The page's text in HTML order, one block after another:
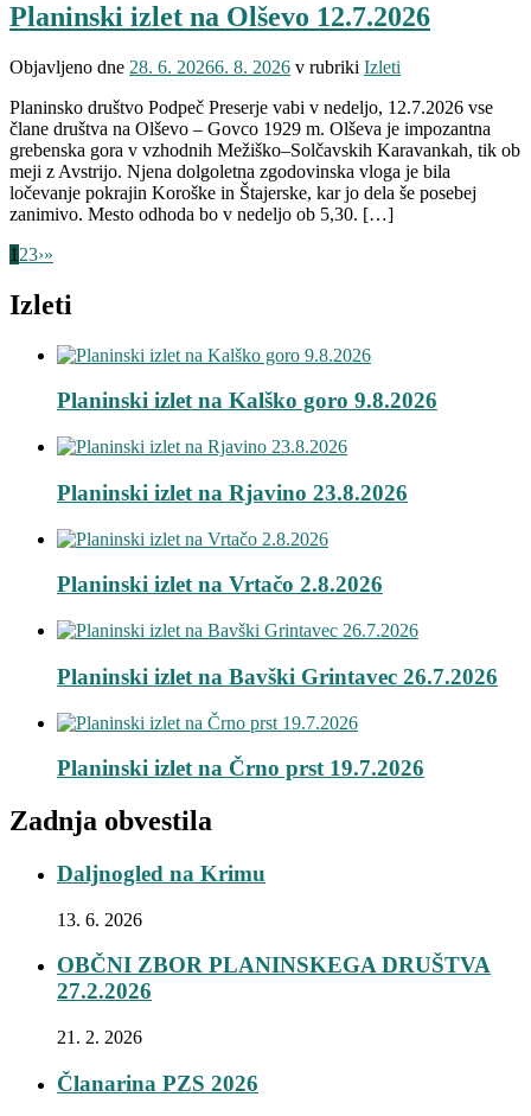
Planinski izlet na Olševo 12.7.2026
Objavljeno dne 28. 6. 20266. 8. 2026 v rubriki Izleti
Planinsko društvo Podpeč Preserje vabi v nedeljo, 12.7.2026 vse
člane društva na Olševo – Govco 1929 m. Olševa je impozantna
grebenska gora v vzhodnih Mežiško–Solčavskih Karavankah, tik ob
meji z Avstrijo. Njena dolgoletna zgodovinska vloga je bila
ločevanje pokrajin Koroške in Štajerske, kar jo dela še posebej
zanimivo. Mesto odhoda bo v nedeljo ob 5,30. […]
1 23›»
Izleti
Planinski izlet na Kalško goro 9.8.2026
Planinski izlet na Rjavino 23.8.2026
Planinski izlet na Vrtačo 2.8.2026
Planinski izlet na Bavški Grintavec 26.7.2026
Planinski izlet na Črno prst 19.7.2026
Zadnja obvestila
Daljnogled na Krimu
13. 6. 2026
OBČNI ZBOR PLANINSKEGA DRUŠTVA
27.2.2026
21. 2. 2026
Članarina PZS 2026